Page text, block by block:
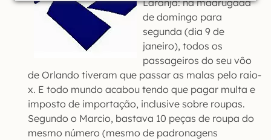
Laranja: na madrugada
de domingo para
segunda (dia 9 de
janeiro), todos os
passageiros do seu vôo
de Orlando tiveram que passar as malas pelo raio-
x. E todo mundo acabou tendo que pagar multa e
imposto de importação, inclusive sobre roupas.
Segundo o Marcio, bastava 10 peças de roupa do
mesmo número (mesmo de padronagens